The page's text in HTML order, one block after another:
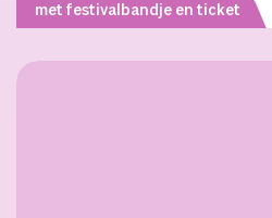
met festivalbandje en ticket